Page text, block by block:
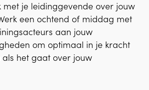
met je leidinggevende over jouw
een ochtend of middag met
aan jouw
om optimaal in je kracht
als het gaat over jouw